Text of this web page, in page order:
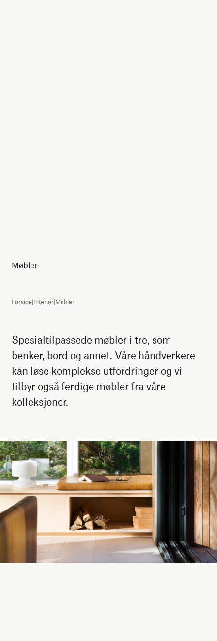
Møbler
Forside|Interiør|Møbler
Spesialtilpassede møbler i tre, som
benker, bord og annet. Våre håndverkere
kan løse komplekse utfordringer og vi
tilbyr også ferdige møbler fra våre
kolleksjoner.